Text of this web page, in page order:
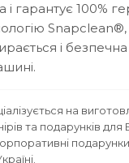
і гарантує 100%
і
на
та подарунків
подарунки